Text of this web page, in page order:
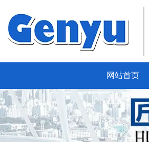
网站首页